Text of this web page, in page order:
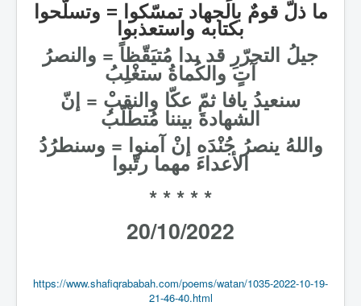
ما ذلّ قومٌ بالجهاد تمسّكوا = وتسلّحوا
بكتابه واستعذبوا
جيلُ التحرّرِ قد بدا مُتيَقّظاً = والنصرُ
آتٍ والكُماةُ ستغْلِبُ
سنعيدُ يافا ثمّ عكّا والنقبْ = إنّ
الشهادةَ بيننا مُتطْلّبُ
واللهُ ينصرُ جُنْدَه إنْ آمنوا = وسنطرُدُ
الأعداءَ مهما رتّبوا
* * * * *
20/10/2022
https://www.shafiqrababah.com/poems/watan/1035-2022-10-19-
21-46-40.html